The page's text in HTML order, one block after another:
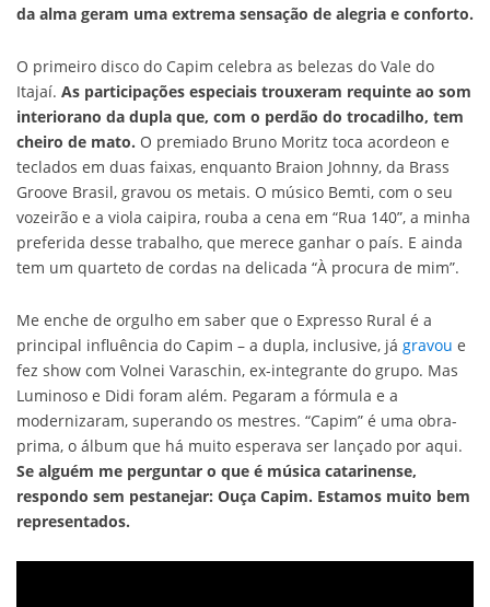
da alma geram uma extrema sensação de alegria e conforto.
O primeiro disco do Capim celebra as belezas do Vale do
Itajaí. As participações especiais trouxeram requinte ao som
interiorano da dupla que, com o perdão do trocadilho, tem
cheiro de mato. O premiado Bruno Moritz toca acordeon e
teclados em duas faixas, enquanto Braion Johnny, da Brass
Groove Brasil, gravou os metais. O músico Bemti, com o seu
vozeirão e a viola caipira, rouba a cena em “Rua 140”, a minha
preferida desse trabalho, que merece ganhar o país. E ainda
tem um quarteto de cordas na delicada “À procura de mim”.
Me enche de orgulho em saber que o Expresso Rural é a
principal influência do Capim – a dupla, inclusive, já gravou e
fez show com Volnei Varaschin, ex-integrante do grupo. Mas
Luminoso e Didi foram além. Pegaram a fórmula e a
modernizaram, superando os mestres. “Capim” é uma obra-
prima, o álbum que há muito esperava ser lançado por aqui.
Se alguém me perguntar o que é música catarinense,
respondo sem pestanejar: Ouça Capim. Estamos muito bem
representados.